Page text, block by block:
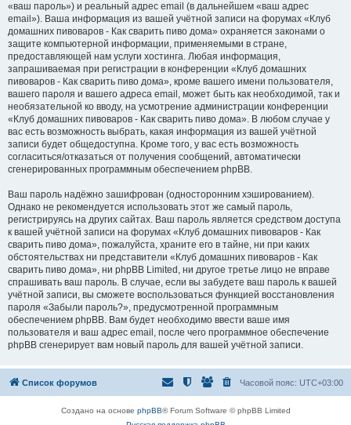
«ваш пароль») и реальный адрес email (в дальнейшем «ваш адрес
email»). Ваша информация из вашей учётной записи на форумах «Клуб
домашних пивоваров - Как cварить пиво дома» охраняется законами о
защите компьютерной информации, применяемыми в стране,
предоставляющей нам услуги хостинга. Любая информация,
запрашиваемая при регистрации в конференции «Клуб домашних
пивоваров - Как cварить пиво дома», кроме вашего имени пользователя,
вашего пароля и вашего адреса email, может быть как необходимой, так и
необязательной ко вводу, на усмотрение администрации конференции
«Клуб домашних пивоваров - Как cварить пиво дома». В любом случае у
вас есть возможность выбрать, какая информация из вашей учётной
записи будет общедоступна. Кроме того, у вас есть возможность
согласиться/отказаться от получения сообщений, автоматически
сгенерированных программным обеспечением phpBB.
Ваш пароль надёжно зашифрован (односторонним хэшированием).
Однако не рекомендуется использовать этот же самый пароль,
регистрируясь на других сайтах. Ваш пароль является средством доступа
к вашей учётной записи на форумах «Клуб домашних пивоваров - Как
cварить пиво дома», пожалуйста, храните его в тайне, ни при каких
обстоятельствах ни представители «Клуб домашних пивоваров - Как
cварить пиво дома», ни phpBB Limited, ни другое третье лицо не вправе
спрашивать ваш пароль. В случае, если вы забудете ваш пароль к вашей
учётной записи, вы сможете воспользоваться функцией восстановления
пароля «Забыли пароль?», предусмотренной программным
обеспечением phpBB. Вам будет необходимо ввести ваше имя
пользователя и ваш адрес email, после чего программное обеспечение
phpBB сгенерирует вам новый пароль для вашей учётной записи.
Список форумов Часовой пояс: UTC+03:00
Создано на основе phpBB® Forum Software © phpBB Limited